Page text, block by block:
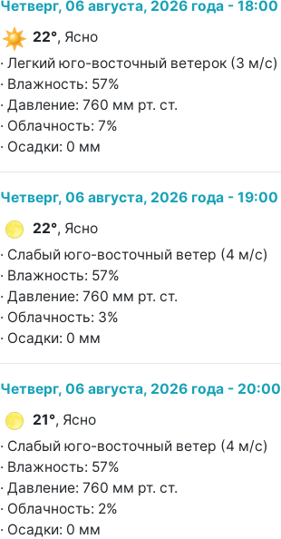
Четверг, 06 августа, 2026 года - 18:00
22°, Ясно
· Легкий юго-восточный ветерок (3 м/с)
· Влажность: 57%
· Давление: 760 мм рт. ст.
· Облачность: 7%
· Осадки: 0 мм
Четверг, 06 августа, 2026 года - 19:00
22°, Ясно
· Слабый юго-восточный ветер (4 м/с)
· Влажность: 57%
· Давление: 760 мм рт. ст.
· Облачность: 3%
· Осадки: 0 мм
Четверг, 06 августа, 2026 года - 20:00
21°, Ясно
· Слабый юго-восточный ветер (4 м/с)
· Влажность: 57%
· Давление: 760 мм рт. ст.
· Облачность: 2%
· Осадки: 0 мм